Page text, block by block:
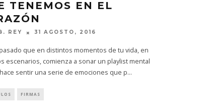
TENEMOS EN EL
REY 31 AGOSTO, 2016
que en distintos momentos de tu vida, en
escenarios, comienza a sonar un playlist mental
sentir una serie de emociones que p...
FIRMAS